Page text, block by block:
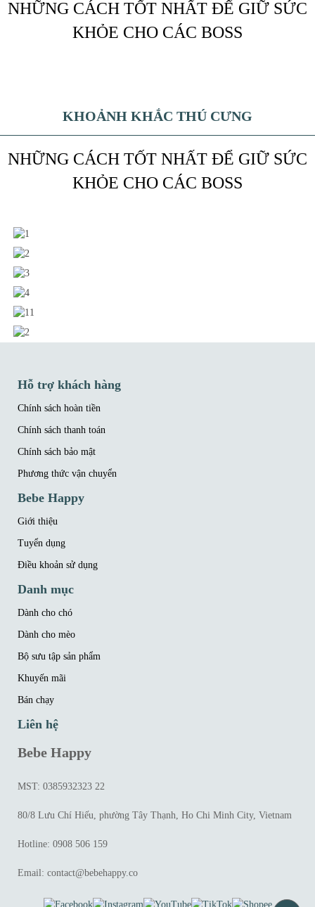
NHỮNG CÁCH TỐT NHẤT ĐỂ GIỮ SỨC
KHỎE CHO CÁC BOSS
KHOẢNH KHẮC THÚ CƯNG
NHỮNG CÁCH TỐT NHẤT ĐỂ GIỮ SỨC
KHỎE CHO CÁC BOSS
Hỗ trợ khách hàng
Chính sách hoàn tiền
Chính sách thanh toán
Chính sách bảo mật
Phương thức vận chuyển
Bebe Happy
Giới thiệu
Tuyển dụng
Điều khoản sử dụng
Danh mục
Dành cho chó
Dành cho mèo
Bộ sưu tập sản phẩm
Khuyến mãi
Bán chạy
Liên hệ
Bebe Happy
MST: 0385932323 22
80/8 Lưu Chí Hiếu, phường Tây Thạnh, Ho Chi Minh City, Vietnam
Hotline: 0908 506 159
Email: contact@bebehappy.co